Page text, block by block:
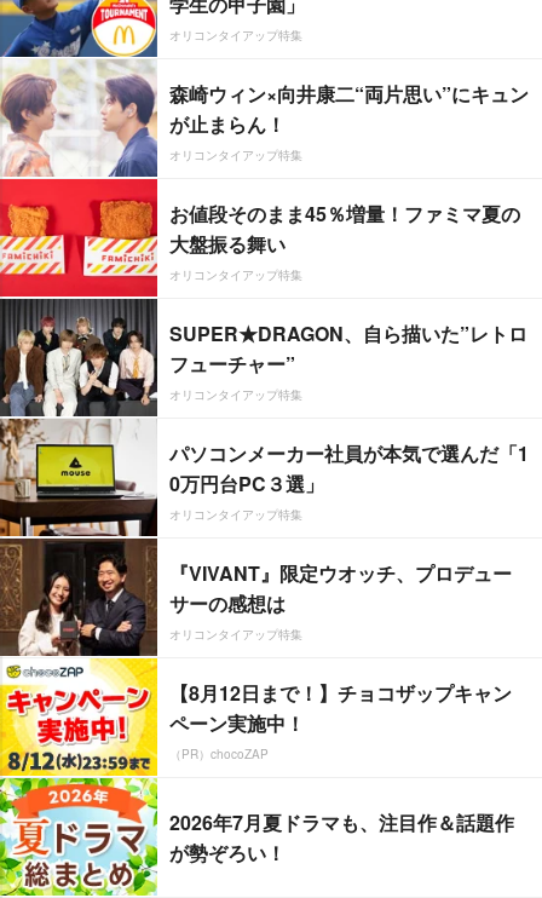
オリコンタイアップ特集
森崎ウィン×向井康二“両片思い”にキュン
が止まらん！
オリコンタイアップ特集
お値段そのまま45％増量！ファミマ夏の
大盤振る舞い
オリコンタイアップ特集
SUPER★DRAGON、自ら描いた”レトロ
フューチャー”
オリコンタイアップ特集
パソコンメーカー社員が本気で選んだ「1
0万円台PC３選」
オリコンタイアップ特集
『VIVANT』限定ウオッチ、プロデュー
サーの感想は
オリコンタイアップ特集
【8月12日まで！】チョコザップキャン
ペーン実施中！
（PR）chocoZAP
2026年7月夏ドラマも、注目作＆話題作
が勢ぞろい！